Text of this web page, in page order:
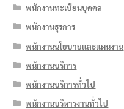
พนักงานทะเบียนบุคคล
พนักงานธุรการ
พนักงานนโยบายและแผนงาน
พนักงานบริการ
พนักงานบริการทั่วไป
พนักงานบริหารงานทั่วไป